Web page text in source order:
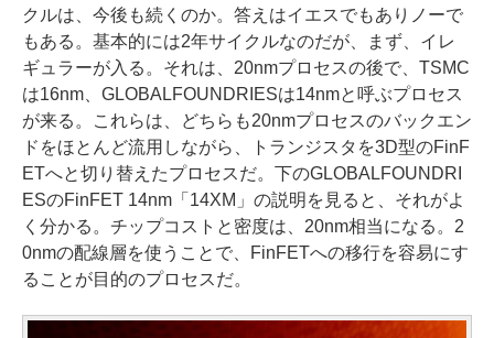
クルは、今後も続くのか。答えはイエスでもありノーで
もある。基本的には2年サイクルなのだが、まず、イレ
ギュラーが入る。それは、20nmプロセスの後で、TSMC
は16nm、GLOBALFOUNDRIESは14nmと呼ぶプロセス
が来る。これらは、どちらも20nmプロセスのバックエン
ドをほとんど流用しながら、トランジスタを3D型のFinF
ETへと切り替えたプロセスだ。下のGLOBALFOUNDRI
ESのFinFET 14nm「14XM」の説明を見ると、それがよ
く分かる。チップコストと密度は、20nm相当になる。2
0nmの配線層を使うことで、FinFETへの移行を容易にす
ることが目的のプロセスだ。